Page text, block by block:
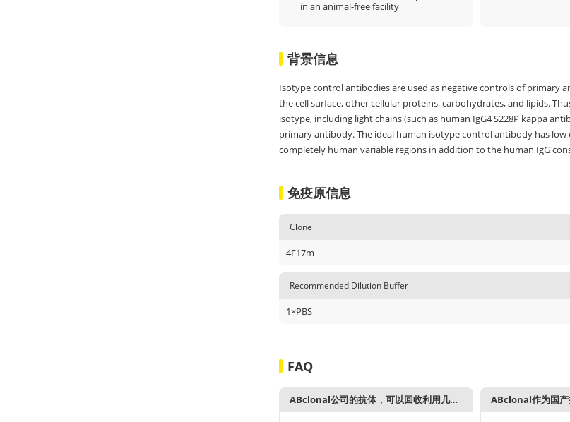
in an animal-free facility
背景信息
Isotype control antibodies are used as negative controls of primary
the cell surface, other cellular proteins, carbohydrates, and lipids.
isotype, including light chains (such as human IgG4 S228P kappa
primary antibody. The ideal human isotype control antibody has
completely human variable regions in addition to the human IgG
免疫原信息
Clone
4F17m
Recommended Dilution Buffer
1×PBS
FAQ
ABclonal公司的抗体，可以回收利用几次？ ABclonal作为国产